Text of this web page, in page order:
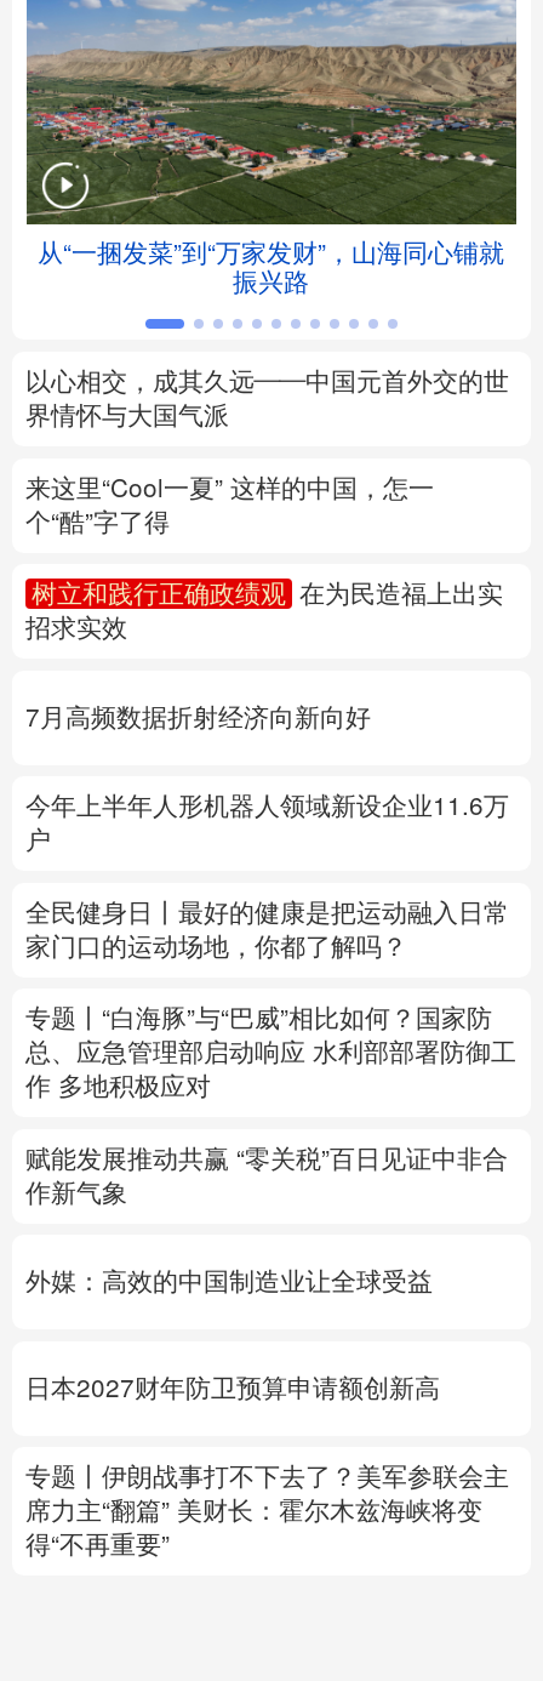
地方频道
北京 天津 河北 山西
辽宁 吉林 上海 江苏
浙江 安徽 福建 江西
四川 贵州
陕西 甘肃 青海
新疆
多语种频道
English Español Français
Português
从“一捆发菜”到“万家发财”，山海同心铺就
振兴路
以心相交，成其久远——中国元首外交的世
界情怀与大国气派
来这里“Cool一夏” 这样的中国，怎一
个“酷”字了得
树立和践行正确政绩观
在为民造福上出实
招求实效
7月高频数据折射经济向新向好
今年上半年人形机器人领域新设企业11.6万
户
全民健身日丨 最好的健康是把运动融入日常
家门口的运动场地，你都了解吗？
专题丨 “白海豚”与“巴威”相比如何？ 国家防
总、应急管理部启动响应 水利部部署防御工
作 多地积极应对
赋能发展推动共赢 “零关税”百日见证中非合
作新气象
外媒：高效的中国制造业让全球受益
日本2027财年防卫预算申请额创新高
专题丨 伊朗战事打不下去了？美军参联会主
席力主“翻篇” 美财长：霍尔木兹海峡将变
得“不再重要”